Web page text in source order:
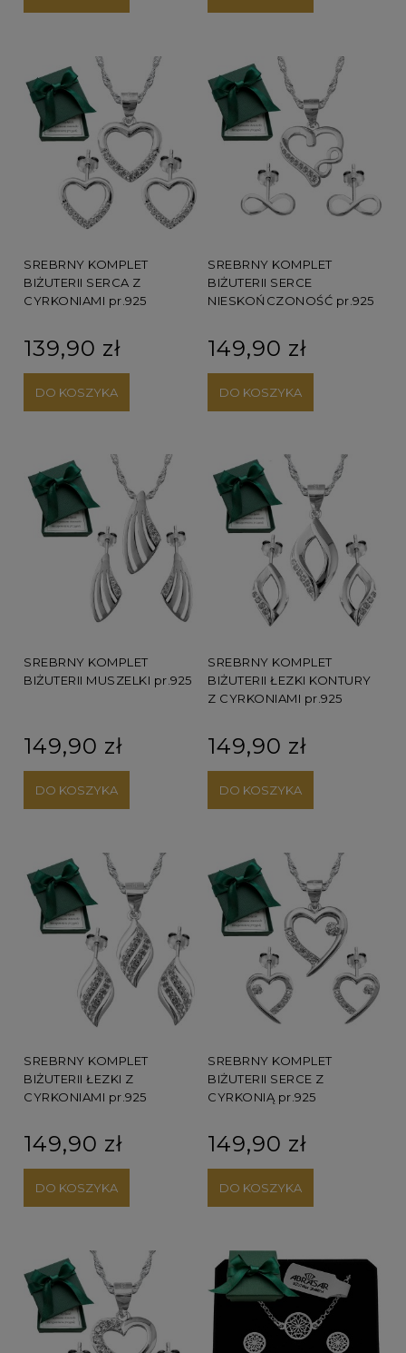
SREBRNY KOMPLET
BIŻUTERII SERCA Z
CYRKONIAMI pr.925
139,90 zł
DO KOSZYKA
SREBRNY KOMPLET
BIŻUTERII SERCE
NIESKOŃCZONOŚĆ pr.925
149,90 zł
DO KOSZYKA
SREBRNY KOMPLET
BIŻUTERII MUSZELKI pr.925
149,90 zł
DO KOSZYKA
SREBRNY KOMPLET
BIŻUTERII ŁEZKI KONTURY
Z CYRKONIAMI pr.925
149,90 zł
DO KOSZYKA
SREBRNY KOMPLET
BIŻUTERII ŁEZKI Z
CYRKONIAMI pr.925
149,90 zł
DO KOSZYKA
SREBRNY KOMPLET
BIŻUTERII SERCE Z
CYRKONIĄ pr.925
149,90 zł
DO KOSZYKA